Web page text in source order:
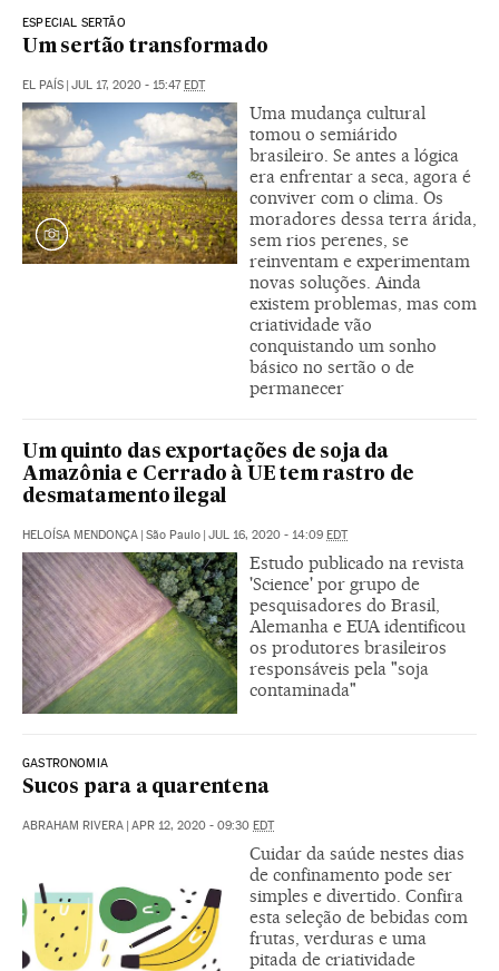
ESPECIAL SERTÃO
Um sertão transformado
EL PAÍS | JUL 17, 2020 - 15:47EDT
Uma mudança cultural
tomou o semiárido
brasileiro. Se antes a lógica
era enfrentar a seca, agora é
conviver com o clima. Os
moradores dessa terra árida,
sem rios perenes, se
reinventam e experimentam
novas soluções. Ainda
existem problemas, mas com
criatividade vão
conquistando um sonho
básico no sertão o de
permanecer
Um quinto das exportações de soja da
Amazônia e Cerrado à UE tem rastro de
desmatamento ilegal
HELOÍSA MENDONÇA | São Paulo | JUL 16, 2020 - 14:09 EDT
Estudo publicado na revista
'Science' por grupo de
pesquisadores do Brasil,
Alemanha e EUA identificou
os produtores brasileiros
responsáveis pela "soja
contaminada"
GASTRONOMIA
Sucos para a quarentena
ABRAHAM RIVERA | APR 12, 2020 - 09:30 EDT
Cuidar da saúde nestes dias
de confinamento pode ser
simples e divertido. Confira
esta seleção de bebidas com
frutas, verduras e uma
pitada de criatividade